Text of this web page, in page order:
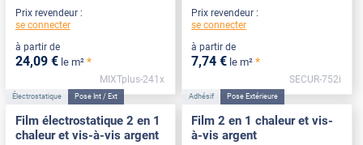
Prix revendeur :
se connecter
à partir de
24,09 € le m² *
MIXTplus-241x
Prix revendeur :
se connecter
à partir de
7,74 € le m² *
SECUR-752i
Électrostatique Pose Int / Ext
Film électrostatique 2 en 1
chaleur et vis-à-vis argent
Adhésif Pose Extérieure
Film 2 en 1 chaleur et vis-
à-vis argent